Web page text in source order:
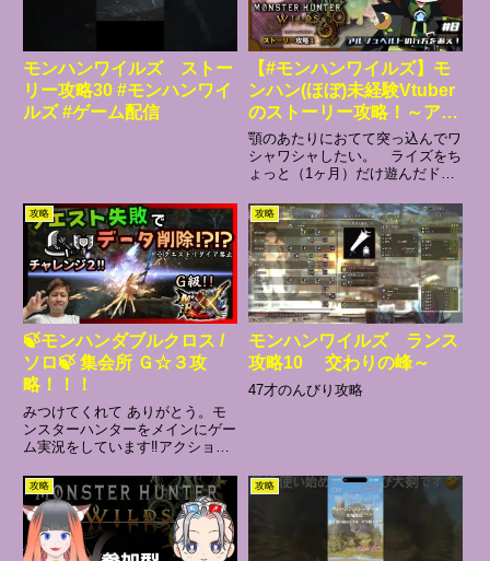
モンハンワイルズ ストー
リー攻略30 #モンハンワイ
ルズ #ゲーム配信
【#モンハンワイルズ】モ
ンハン(ほぼ)未経験Vtuber
のストーリー攻略！～アル
シュベルドの行方を追え！
※ネタバレ注意！ #8【葉
織凪月/#個人Vtuber】
顎のあたりにおてて突っ込んでワ
シャワシャしたい。 ライズをち
ょっと（1ヶ月）だけ遊んだド・
ハンターワイルズ で最先端の狩
りへ！ストーリー攻略の続きで
す！思った以上にお労しかったア
ルベドくん…！どこいっちゃった
の...
攻略
🍃モンハンダブルクロス /
ソロ🍃 集会所 Ｇ☆３攻
略！！！
みつけてくれて ありがとう。モ
ンスターハンターをメインにゲー
ム実況をしています‼️アクション
シューティングにも挑戦します🥶
高評価,チャンネル登録をしてい
ただけると嬉しいいです。楽しい
実況を目指します,よろし...
攻略
モンハンワイルズ ランス
攻略10 交わりの峰～
47才のんびり攻略
攻略 攻略